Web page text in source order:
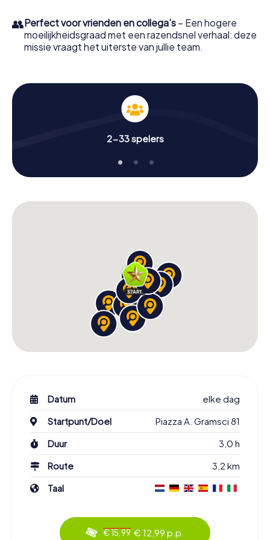
👥Perfect voor vrienden en collega’s – Een hogere
moeilijkheidsgraad met een razendsnel verhaal: deze
missie vraagt het uiterste van jullie team.
2-33 spelers
Datum
elke dag
Startpunt/Doel
Piazza A. Gramsci 81
Duur
3,0 h
Route
3,2 km
Taal
€ 15,99 € 12,99 p.p.